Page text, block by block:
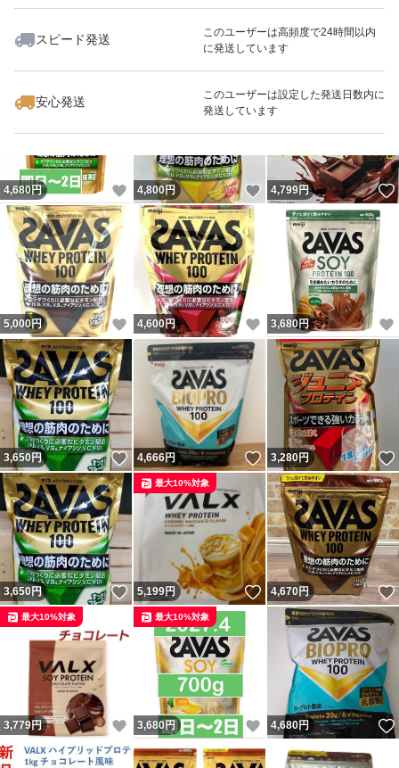
スピード発送
このユーザーは高頻度で24時間以内
に発送しています
安心発送
このユーザーは設定した発送日数内に
発送しています
いいね！
4,980
4,680円 いいね！
4,800円 いいね！
4,799円
5,000円 いいね！
4,600円 いいね！
3,680円
3,650円 いいね！
4,666円 いいね！
3,280円
3,650円 いいね！
5,199円 いいね！
最大10%対象
4,670円
3,779円 いいね！
最大10%対象
3,680円 いいね！
最大10%対象
4,680円